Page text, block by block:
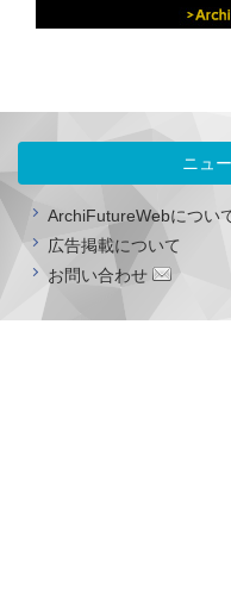
ニュ
ArchiFutureWebについ
広告掲載について
お問い合わせ